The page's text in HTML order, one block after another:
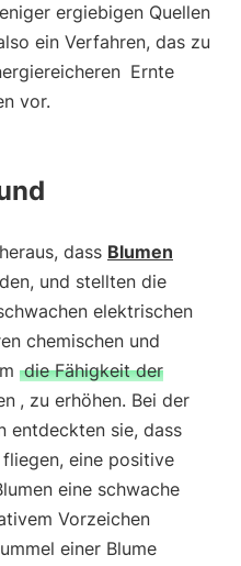
ergiebigen Quellen
ein Verfahren, das zu
Ernte
vor.
dass Blumen
und stellten die
elektrischen
chemischen und
die Fähigkeit der
, zu erhöhen. Bei der
entdeckten sie, dass
eine positive
eine schwache
Vorzeichen
einer Blume